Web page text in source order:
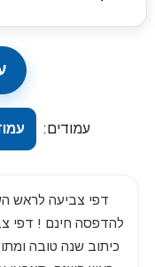
עמודים:
דפי צביעה לראש
להדפסה חינם ! דפי
כיתוב שנה טובה